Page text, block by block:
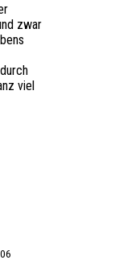
zwar
viel